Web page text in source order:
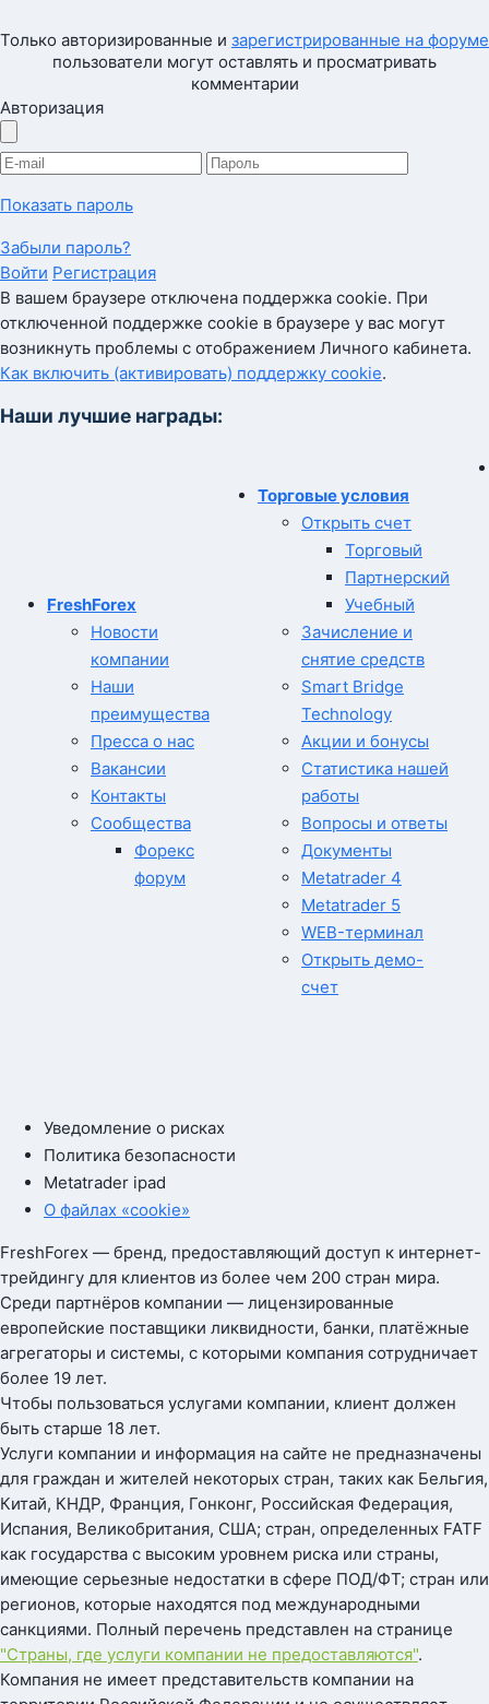
Только авторизированные и зарегистрированные на форуме
пользователи могут оставлять и просматривать
комментарии
Авторизация
Показать пароль
Забыли пароль?
Войти Регистрация
В вашем браузере отключена поддержка cookie. При
отключенной поддержке cookie в браузере у вас могут
возникнуть проблемы с отображением Личного кабинета.
Как включить (активировать) поддержку cookie.
Наши лучшие награды:
FreshForex
Новости
компании
Наши
преимущества
Пресса о нас
Вакансии
Контакты
Сообщества
Форекс
форум
Торговые условия
Открыть счет
Торговый
Партнерский
Учебный
Зачисление и
снятие средств
Smart Bridge
Technology
Акции и бонусы
Статистика нашей
работы
Вопросы и ответы
Документы
Metatrader 4
Metatrader 5
WEB-терминал
Открыть демо-
счет
Уведомление о рисках
Политика безопасности
Metatrader ipad
О файлах «cookie»
FreshForex — бренд, предоставляющий доступ к интернет-
трейдингу для клиентов из более чем 200 стран мира.
Среди партнёров компании — лицензированные
европейские поставщики ликвидности, банки, платёжные
агрегаторы и системы, с которыми компания сотрудничает
более 19 лет.
Чтобы пользоваться услугами компании, клиент должен
быть старше 18 лет.
Услуги компании и информация на сайте не предназначены
для граждан и жителей некоторых стран, таких как Бельгия,
Китай, КНДР, Франция, Гонконг, Российская Федерация,
Испания, Великобритания, США; стран, определенных FATF
как государства с высоким уровнем риска или страны,
имеющие серьезные недостатки в сфере ПОД/ФТ; стран или
регионов, которые находятся под международными
санкциями. Полный перечень представлен на странице
"Страны, где услуги компании не предоставляются".
Компания не имеет представительств компании на